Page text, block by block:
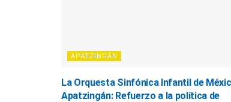
APATZINGÁN
La Orquesta Sinfónica Infantil de
Apatzingán: Refuerzo a la política de